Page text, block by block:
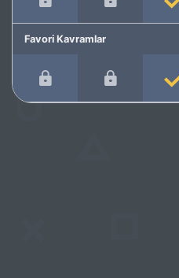
Favori Kavramlar